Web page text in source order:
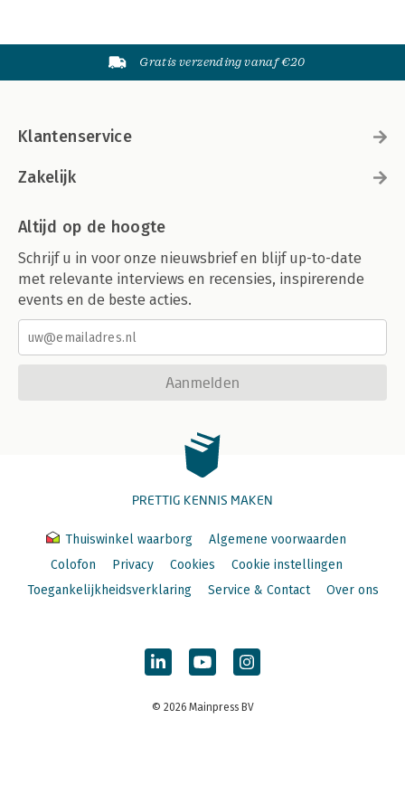
Gratis verzending vanaf €20
Klantenservice
Zakelijk
Altijd op de hoogte
Schrijf u in voor onze nieuwsbrief en blijf up-to-date
met relevante interviews en recensies, inspirerende
events en de beste acties.
Aanmelden
PRETTIG KENNIS MAKEN
Thuiswinkel waarborg
Algemene voorwaarden
Colofon
Privacy Cookies
Cookie instellingen
Toegankelijkheidsverklaring
Service & Contact Over ons
© 2026 Mainpress BV